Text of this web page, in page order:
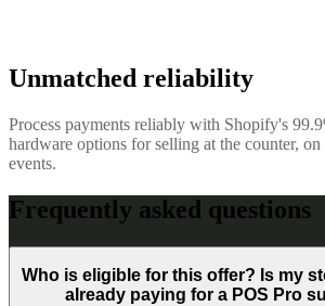
Unmatched reliability
Process payments reliably with Shopify's
hardware options for selling at the counter, on
events.
Frequently asked questions
Who is eligible for this offer? Is my
already paying for a POS Pro